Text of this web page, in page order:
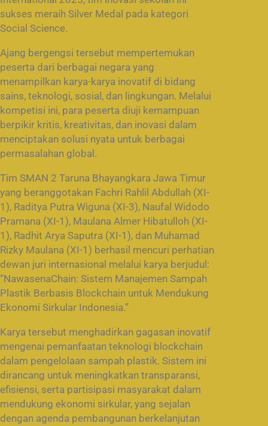
sukses meraih Silver Medal pada kategori
Social Science.
Ajang bergengsi tersebut mempertemukan
peserta dari berbagai negara yang
menampilkan karya-karya inovatif di bidang
sains, teknologi, sosial, dan lingkungan. Melalui
kompetisi ini, para peserta diuji kemampuan
berpikir kritis, kreativitas, dan inovasi dalam
menciptakan solusi nyata untuk berbagai
permasalahan global.
Tim SMAN 2 Taruna Bhayangkara Jawa Timur
yang beranggotakan Fachri Rahlil Abdullah (XI-
1), Raditya Putra Wiguna (XI-3), Naufal Widodo
Pramana (XI-1), Maulana Almer Hibatulloh (XI-
1), Radhit Arya Saputra (XI-1), dan Muhamad
Rizky Maulana (XI-1) berhasil mencuri perhatian
dewan juri internasional melalui karya berjudul:
“NawasenaChain: Sistem Manajemen Sampah
Plastik Berbasis Blockchain untuk Mendukung
Ekonomi Sirkular Indonesia.”
Karya tersebut menghadirkan gagasan inovatif
mengenai pemanfaatan teknologi blockchain
dalam pengelolaan sampah plastik. Sistem ini
dirancang untuk meningkatkan transparansi,
efisiensi, serta partisipasi masyarakat dalam
mendukung ekonomi sirkular, yang sejalan
dengan agenda pembangunan berkelanjutan